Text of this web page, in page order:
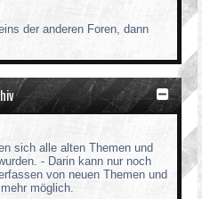
der anderen Foren, dann
sich alle alten Themen und
- Darin kann nur noch
von neuen Themen und
möglich.